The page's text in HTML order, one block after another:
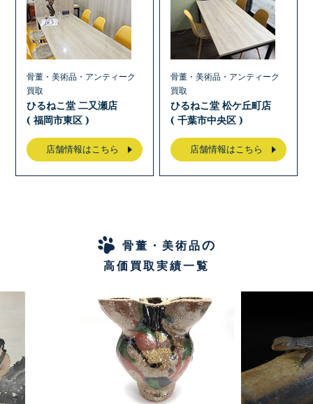
骨董・美術品・アンティーク
買取
ひるねこ堂 二又瀬店
( 福岡市東区 )
店舗情報はこちら
骨董・美術品・アンティーク
買取
ひるねこ堂 松ケ丘町店
( 千葉市中央区 )
店舗情報はこちら
骨董・美術品の
高価買取実績一覧